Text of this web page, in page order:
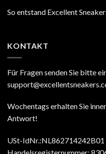
So entstand Excellent
KONTAKT
Für Fragen senden Sie bitte
Wochentags erhalten Sie
Antwort!
USt-IdNr.:NL862714242B01